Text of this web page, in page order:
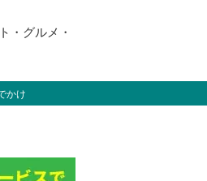
・グルメ・
かけ